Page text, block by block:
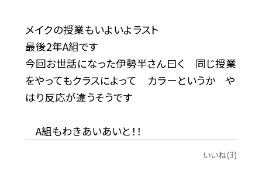
メイクの授業もいよいよラスト
最後2年A組です
今回お世話になった伊勢半さん曰く 同じ授業
をやってもクラスによって カラーというか や
はり反応が違うそうです
A組もわきあいあいと！！
いいね(3)